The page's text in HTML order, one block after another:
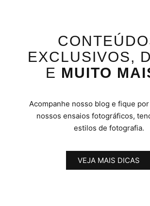
EXCLUSIVOS,
E MUITO
Acompanhe nosso blog e fique
nossos ensaios fotográficos,
estilos de fotografia.
VEJA MAIS DICAS